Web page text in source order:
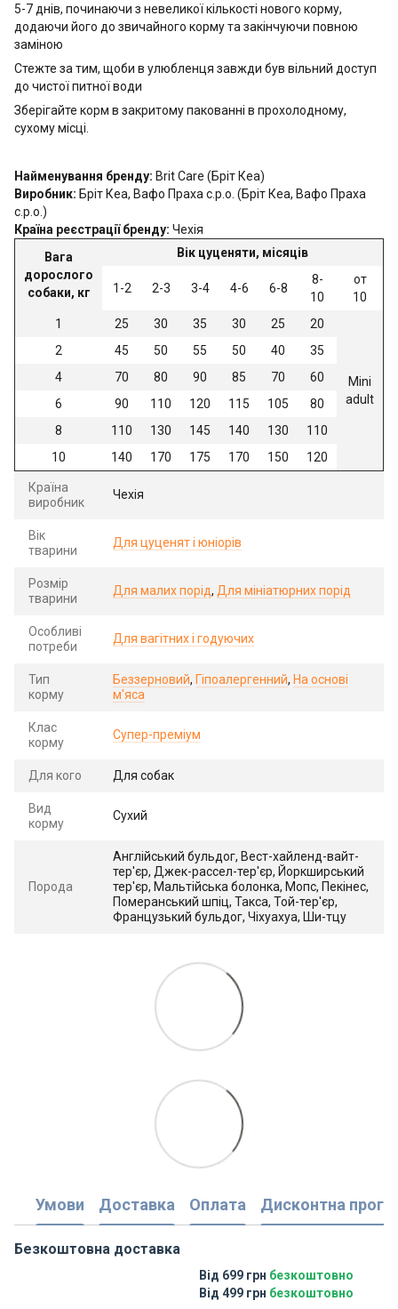
5-7 днів, починаючи з невеликої кількості нового корму,
додаючи його до звичайного корму та закінчуючи повною
заміною
Стежте за тим, щоби в улюбленця завжди був вільний доступ
до чистої питної води
Зберігайте корм в закритому пакованні в прохолодному,
сухому місці.
Найменування бренду: Brit Care (Бріт Кеа)
Виробник: Бріт Кеа, Вафо Праха с.р.о. (Бріт Кеа, Вафо Праха
с.р.о.)
Країна реєстрації бренду: Чехія
Вага
дорослого
собаки, кг
Вік цуценяти, місяців
1-2 2-3 3-4 4-6 6-8
8-
10
от
10
1
25 30 35 30 25 20
Mini
adult
2 45 50 55 50 40
35
4
70 80 90 85 70
60
6
90 110 120 115 105
80
8
110 130 145 140 130
110
10
140 170 175 170 150 120
Країна
виробник
Чехія
Вік
тварини
Для цуценят і юніорів
Розмір
тварини
Для малих порід, Для мініатюрних порід
Особливі
потреби
Для вагітних і годуючих
Тип
корму
Беззерновий, Гіпоалергенний, На основі
м'яса
Клас
корму
Супер-преміум
Для кого Для собак
Вид
корму
Сухий
Порода
Англійський бульдог, Вест-хайленд-вайт-
тер'єр, Джек-рассел-тер'єр, Йоркширський
тер'єр, Мальтійська болонка, Мопс, Пекінес,
Померанський шпіц, Такса, Той-тер'єр,
Французький бульдог, Чіхуахуа, Ши-тцу
Умови Доставка Оплата Дисконтна
Безкоштовна доставка
Від 699 грн безкоштовно
Від 499 грн безкоштовно